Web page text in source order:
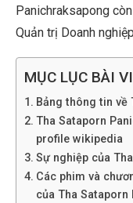
Panichraksapong
Quản trị Doanh
MỤC LỤC BÀI
Bảng thông tin về
Tha Sataporn
profile wikipedia
Sự nghiệp của
Các phim và
của Tha